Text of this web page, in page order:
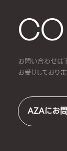
お問い合わせは
お受けしており
AZAにお